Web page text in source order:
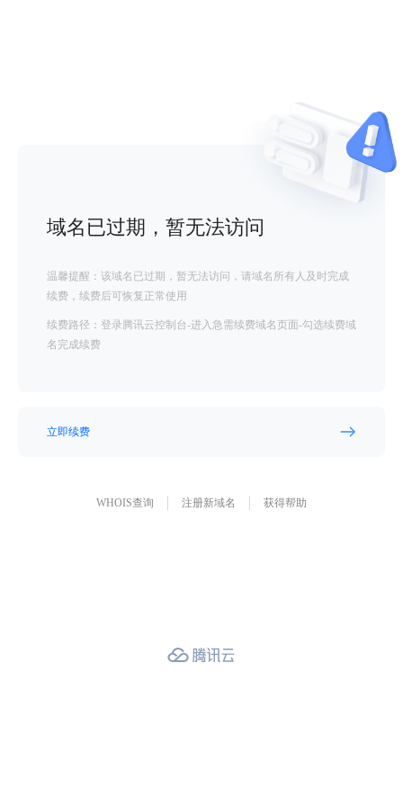
域名已过期，暂无法访问
温馨提醒：该域名已过期，暂无法访问，请域名所有人及时完成
续费，续费后可恢复正常使用
续费路径：登录腾讯云控制台-进入急需续费域名页面-勾选续费域
名完成续费
立即续费
WHOIS查询 注册新域名 获得帮助